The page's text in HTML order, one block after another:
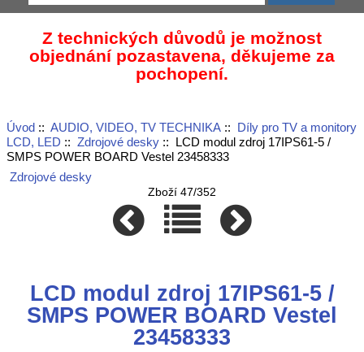
Z technických důvodů je možnost
objednání pozastavena, děkujeme za
pochopení.
Úvod:: AUDIO, VIDEO, TV TECHNIKA:: Díly pro TV a monitory
LCD, LED :: Zdrojové desky:: LCD modul zdroj 17IPS61-5 /
SMPS POWER BOARD Vestel 23458333
Zdrojové desky
Zboží 47/352
LCD modul zdroj 17IPS61-5 /
SMPS POWER BOARD Vestel
23458333